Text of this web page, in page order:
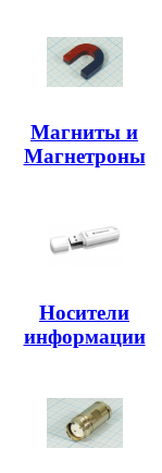
Магниты и
Магнетроны
Носители
информации